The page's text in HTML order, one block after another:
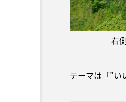
右
テーマは「”い